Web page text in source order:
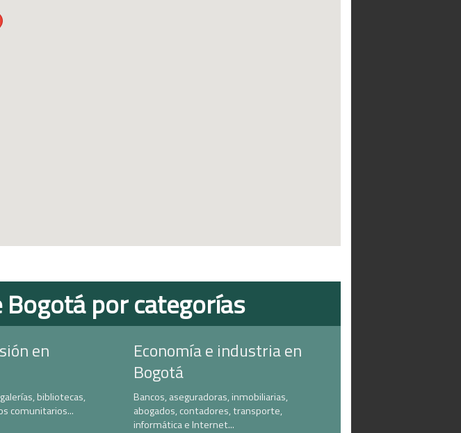
por categorías
en
bibliotecas,
comunitarios...
Economía e industria en
Bogotá
Bancos, aseguradoras, inmobiliarias,
abogados, contadores, transporte,
informática e Internet...